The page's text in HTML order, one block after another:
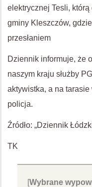
elektrycznej Tesli,
gminy Kleszczów,
przesłaniem
Dziennik informuje, że
naszym kraju służby
aktywistka, a na tarasie
policja.
Źródło: „Dziennik
TK
[Wybrane